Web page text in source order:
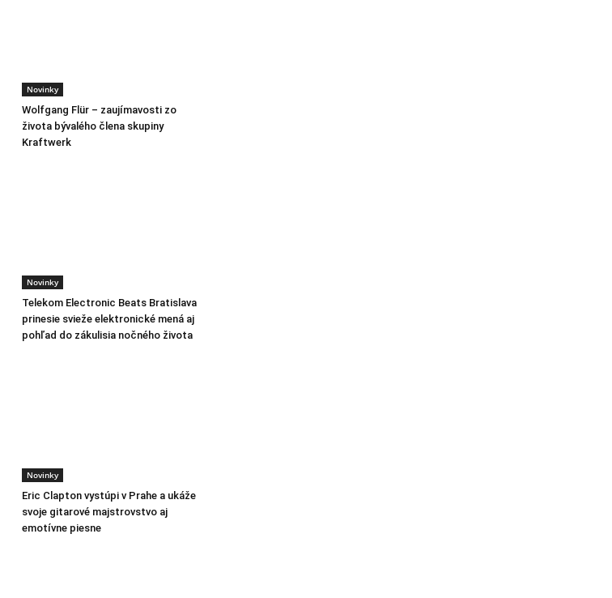
Novinky
Wolfgang Flür – zaujímavosti zo
života bývalého člena skupiny
Kraftwerk
Novinky
Telekom Electronic Beats Bratislava
prinesie svieže elektronické mená aj
pohľad do zákulisia nočného života
Novinky
Eric Clapton vystúpi v Prahe a ukáže
svoje gitarové majstrovstvo aj
emotívne piesne